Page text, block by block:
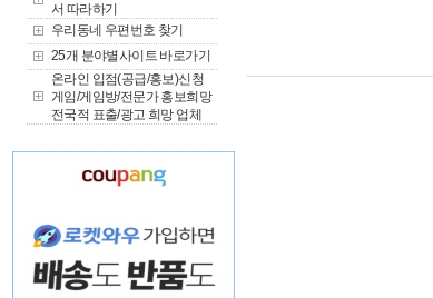
서 따라하기
우리동네 우편번호 찾기
25개 분야별사이트 바로가기
온라인 입점(공급/홍보)신청
게임/게임방/전문가 홍보희망
전국적 표출/광고 희망 업체